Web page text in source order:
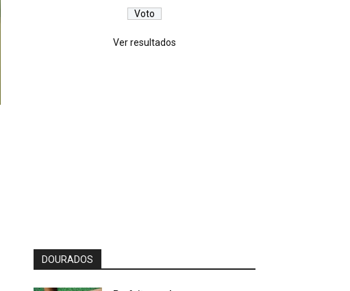
Ver resultados
DOURADOS